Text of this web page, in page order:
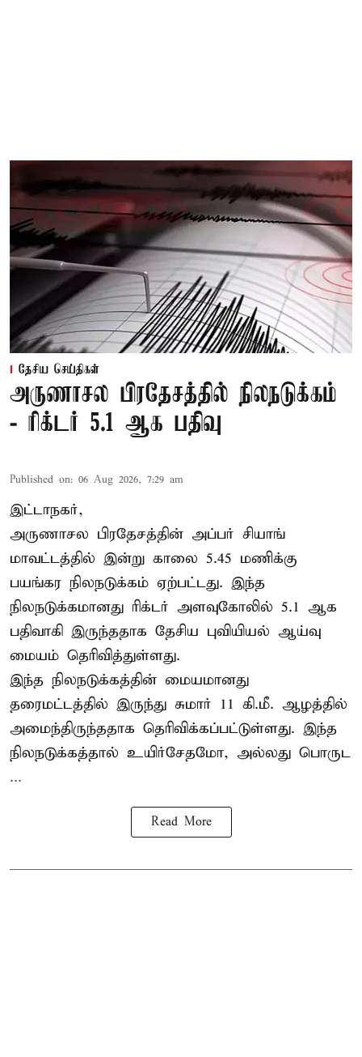
தேசிய செய்திகள்
அருணாசல பிரதேசத்தில் நிலநடுக்கம்
- ரிக்டர் 5.1 ஆக பதிவு
Published on: 06 Aug 2026, 7:29 am
இட்டாநகர்,
அருணாசல பிரதேசத்தின் அப்பர் சியாங்
மாவட்டத்தில் இன்று காலை 5.45 மணிக்கு
பயங்கர நிலநடுக்கம் ஏற்பட்டது. இந்த
நிலநடுக்கமானது ரிக்டர் அளவுகோலில் 5.1 ஆக
பதிவாகி இருந்ததாக தேசிய புவியியல் ஆய்வு
மையம் தெரிவித்துள்ளது.
இந்த நிலநடுக்கத்தின் மையமானது
தரைமட்டத்தில் இருந்து சுமார் 11 கி.மீ. ஆழத்தில்
அமைந்திருந்ததாக தெரிவிக்கப்பட்டுள்ளது. இந்த
நிலநடுக்கத்தால் உயிர்சேதமோ, அல்லது பொருட
...
Read More